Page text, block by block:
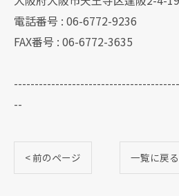
電話番号 : 06-6772-9236
FAX番号 : 06-6772-3635
--
< 前のページ 一覧に戻る